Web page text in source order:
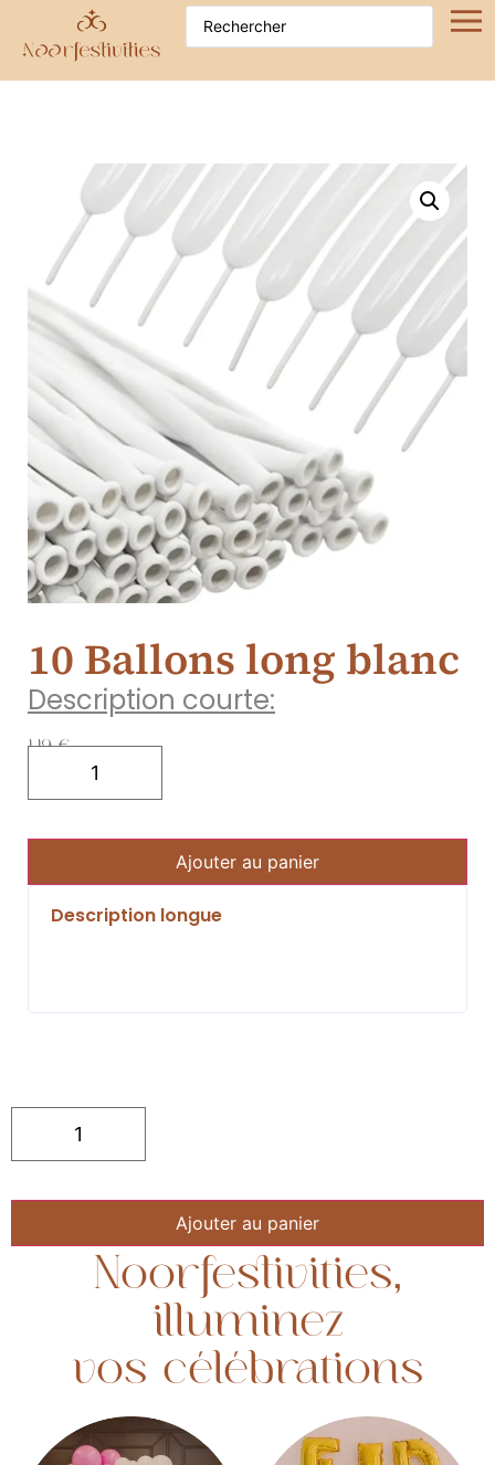
10 Ballons long blanc
Description courte:
1.19€
Ajouter au panier
Description longue
Ajouter au panier
Noorfestivities,
illuminez
vos célébrations